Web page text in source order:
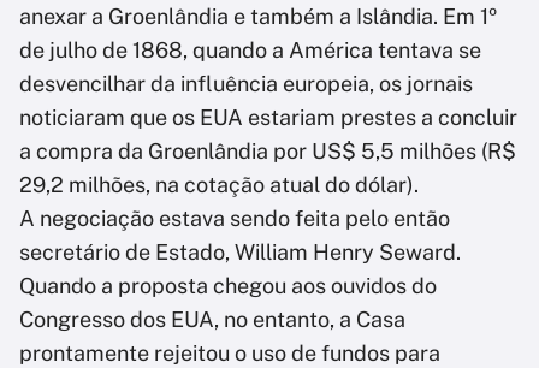
anexar a Groenlândia e também a Islândia. Em 1º
de julho de 1868, quando a América tentava se
desvencilhar da influência europeia, os jornais
noticiaram que os EUA estariam prestes a concluir
a compra da Groenlândia por US$ 5,5 milhões (R$
29,2 milhões, na cotação atual do dólar).
A negociação estava sendo feita pelo então
secretário de Estado, William Henry Seward.
Quando a proposta chegou aos ouvidos do
Congresso dos EUA, no entanto, a Casa
prontamente rejeitou o uso de fundos para